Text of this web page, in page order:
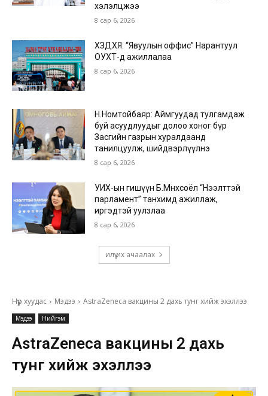
хэлэлцжээ
8 сар 6, 2026
ХЗДХЯ: “Явуулын оффис” Нарантуул
ОУХТ-д ажиллалаа
8 сар 6, 2026
Н.Номтойбаяр: Аймгуудад тулгамдаж
буй асуудлуудыг долоо хоног бүр
Засгийн газрын хуралдаанд
танилцуулж, шийдвэрлүүлнэ
8 сар 6, 2026
УИХ-ын гишүүн Б.Мөнхсоёл “Нээлттэй
парламент” танхимд ажиллаж,
иргэдтэй уулзлаа
8 сар 6, 2026
илүү их ачаалах